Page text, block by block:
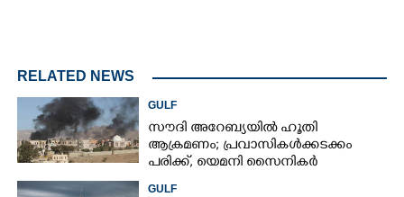
RELATED NEWS
GULF
സൗദി അറേബ്യയിൽ ഹൂതി
ആക്രമണം; പ്രവാസികൾക്കടക്കം
പരിക്ക്, യെമനി സൈനികർ
GULF